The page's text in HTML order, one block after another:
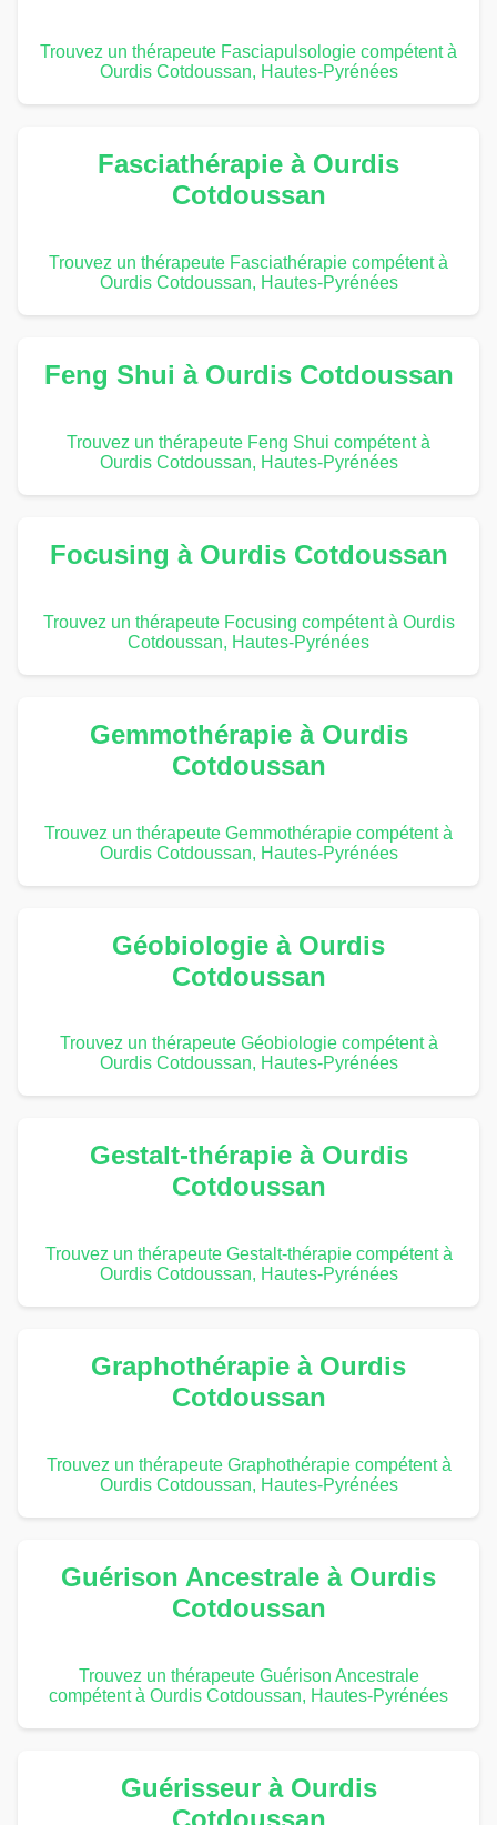
Trouvez un thérapeute Fasciapulsologie compétent à
Ourdis Cotdoussan, Hautes-Pyrénées
Fasciathérapie à Ourdis
Cotdoussan
Trouvez un thérapeute Fasciathérapie compétent à
Ourdis Cotdoussan, Hautes-Pyrénées
Feng Shui à Ourdis Cotdoussan
Trouvez un thérapeute Feng Shui compétent à
Ourdis Cotdoussan, Hautes-Pyrénées
Focusing à Ourdis Cotdoussan
Trouvez un thérapeute Focusing compétent à Ourdis
Cotdoussan, Hautes-Pyrénées
Gemmothérapie à Ourdis
Cotdoussan
Trouvez un thérapeute Gemmothérapie compétent à
Ourdis Cotdoussan, Hautes-Pyrénées
Géobiologie à Ourdis
Cotdoussan
Trouvez un thérapeute Géobiologie compétent à
Ourdis Cotdoussan, Hautes-Pyrénées
Gestalt-thérapie à Ourdis
Cotdoussan
Trouvez un thérapeute Gestalt-thérapie compétent à
Ourdis Cotdoussan, Hautes-Pyrénées
Graphothérapie à Ourdis
Cotdoussan
Trouvez un thérapeute Graphothérapie compétent à
Ourdis Cotdoussan, Hautes-Pyrénées
Guérison Ancestrale à Ourdis
Cotdoussan
Trouvez un thérapeute Guérison Ancestrale
compétent à Ourdis Cotdoussan, Hautes-Pyrénées
Guérisseur à Ourdis